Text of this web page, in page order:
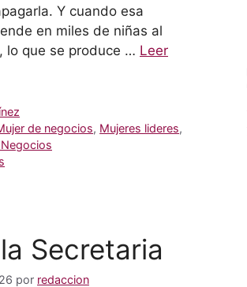
Y cuando esa
en miles de niñas al
lo que se produce … Leer
de negocios, Mujeres lideres,
Secretaria
por redaccion